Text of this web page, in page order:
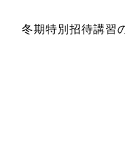
冬期特別招待講習